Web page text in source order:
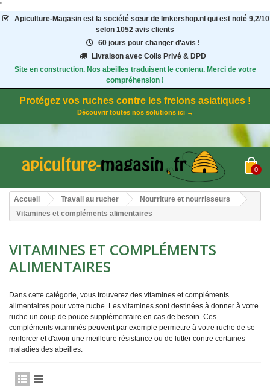
"
Apiculture-Magasinest la société sœur de Imkershop.nl qui est noté 9,2/10
selon 1052 avis clients
60 jours pour changer d'avis !
Livraison avec Colis Privé & DPD
Site en construction. Nos abeilles traduisent le contenu. Merci de votre
compréhension !
Protégez vos ruches contre les frelons asiatiques !
Découvrir toutes nos solutions ici →
0
Accueil Travail au rucher
Nourriture et nourrisseurs
Vitamines et compléments alimentaires
VITAMINES ET COMPLÉMENTS
ALIMENTAIRES
Dans cette catégorie, vous trouverez des vitamines et compléments
alimentaires pour votre ruche. Les vitamines sont destinées à donner à votre
ruche un coup de pouce supplémentaire en cas de besoin. Ces
compléments vitaminés peuvent par exemple permettre à votre ruche de se
renforcer et d'avoir une meilleure résistance ou de lutter contre certaines
maladies des abeilles.